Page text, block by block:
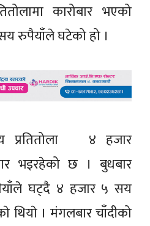
कारोबार भएको
रुपैयाँले घटेको हो ।
प्रतितोला ४ हजार
भइरहेको छ । बुधबार
घट्दै ४ हजार ५ सय
थियाे । मंगलबार चाँदीको